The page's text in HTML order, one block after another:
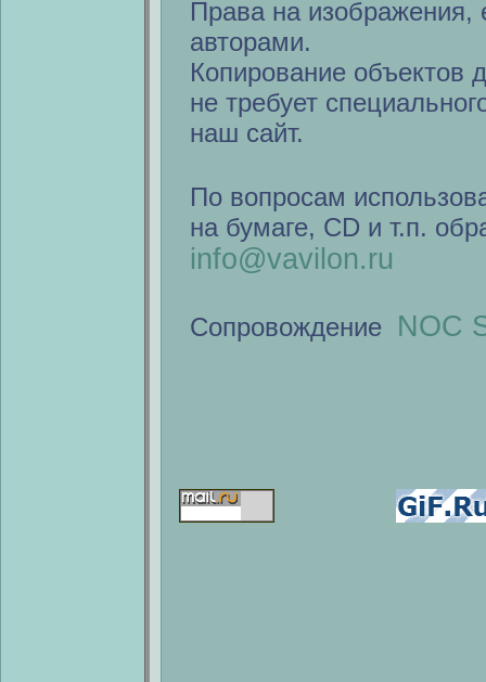
Права на изображения,
авторами.
Копирование объектов
не требует
наш сайт.
По вопросам
на бумаге, CD и т.п.
info@vavilon.ru
Сопровождение NOC